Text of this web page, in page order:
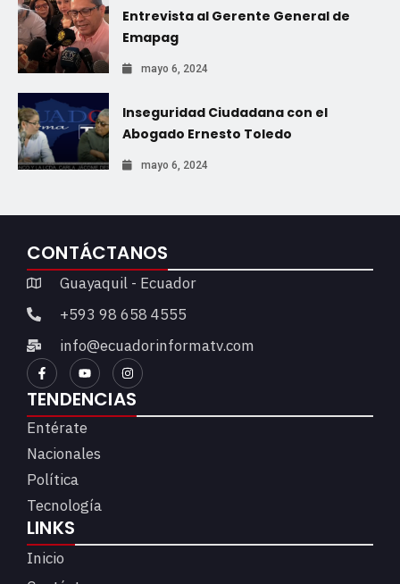
Entrevista al Gerente General de
Emapag
mayo 6, 2024
Inseguridad Ciudadana con el
Abogado Ernesto Toledo
mayo 6, 2024
CONTÁCTANOS
Guayaquil - Ecuador
+593 98 658 4555
info@ecuadorinformatv.com
TENDENCIAS
Entérate
Nacionales
Política
Tecnología
LINKS
Inicio